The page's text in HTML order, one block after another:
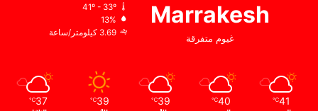
Marrakesh
غيوم متفرقة
41º - 33º
13%
3.69 كيلومتر/ساعة
41
℃
40
℃
39
℃
39
℃
37
℃